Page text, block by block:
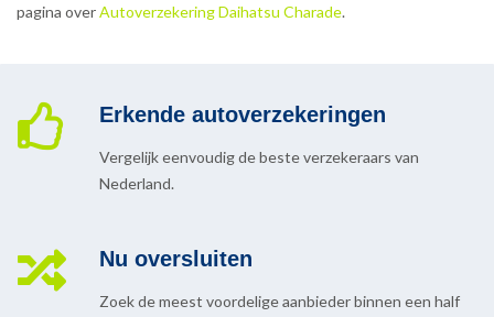
pagina overAutoverzekering Daihatsu Charade.
Erkende autoverzekeringen
Vergelijk eenvoudig de beste verzekeraars van
Nederland.
Nu oversluiten
Zoek de meest voordelige aanbieder binnen een half